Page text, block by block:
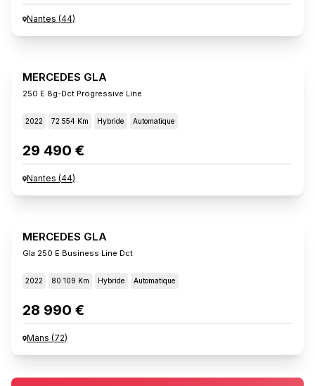
Nantes (44)
MERCEDES GLA
250 E 8g-Dct Progressive Line
2022 72 554 Km Hybride Automatique
29 490 €
Nantes (44)
MERCEDES GLA
Gla 250 E Business Line Dct
2022 80 109 Km Hybride Automatique
28 990 €
Mans (72)